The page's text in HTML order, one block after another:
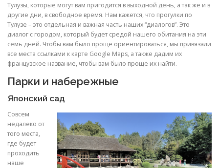
Тулузы, которые могут вам пригодится в выходной день, а так же и в
другие дни, в свободное время. Нам кажется, что прогулки по
Тулузе – это отдельная и важная часть наших “диалогов”. Это
диалог с городом, который будет средой нашего обитания на эти
семь дней. Чтобы вам было проще ориентироваться, мы привязали
все места ссылками к карте Google Maps, а также дадим их
французское название, чтобы вам было проще их найти.
Парки и набережные
Японский сад
Совсем
недалеко от
того места,
где будет
проходить
наше